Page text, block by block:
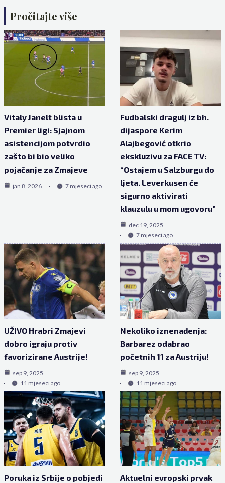
Pročitajte više
Vitaly Janelt blista u
Premier ligi: Sjajnom
asistencijom potvrdio
zašto bi bio veliko
pojačanje za Zmajeve
jan 8, 2026 7 mjeseci ago
Fudbalski dragulj iz bh.
dijaspore Kerim
Alajbegović otkrio
ekskluzivu za FACE TV:
“Ostajem u Salzburgu do
ljeta. Leverkusen će
sigurno aktivirati
klauzulu u mom ugovoru”
dec 19, 2025
7 mjeseci ago
UŽIVO Hrabri Zmajevi
dobro igraju protiv
favorizirane Austrije!
sep 9, 2025
11 mjeseci ago
Nekoliko iznenađenja:
Barbarez odabrao
početnih 11 za Austriju!
sep 9, 2025
11 mjeseci ago
Poruka iz Srbije o pobjedi
Aktuelni evropski prvak